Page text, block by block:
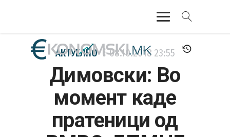
АКТУЕЛНО
ЕКОНОМИЈА
ФИНАНСИИ
БАНКАРСТВО
АКТУЕЛНО 08.10.2018 23:55
Димовски: Во
момент каде
пратеници од